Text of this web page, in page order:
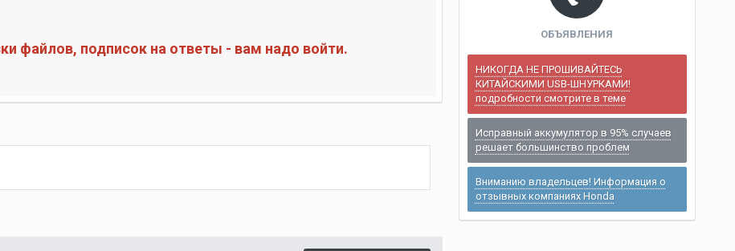
файлов, подписок на ответы - вам надо войти.
ОБЪЯВЛЕНИЯ
НИКОГДА НЕ ПРОШИВАЙТЕСЬ
КИТАЙСКИМИ USB-ШНУРКАМИ!
подробности смотрите в теме
Исправный аккумулятор в 95% случаев
решает большинство проблем
Вниманию владельцев! Информация о
отзывных компаниях Honda